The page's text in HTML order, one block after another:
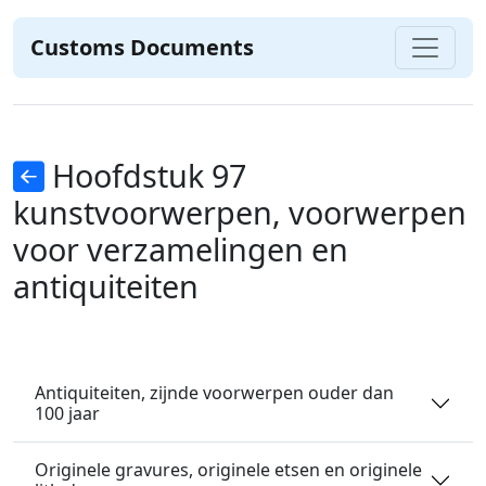
Customs Documents
Hoofdstuk 97
kunstvoorwerpen, voorwerpen
voor verzamelingen en
antiquiteiten
Antiquiteiten, zijnde voorwerpen ouder dan
100 jaar
Originele gravures, originele etsen en originele